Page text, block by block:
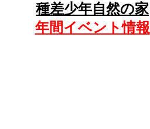
種差少年自然の家
年間イベント情報